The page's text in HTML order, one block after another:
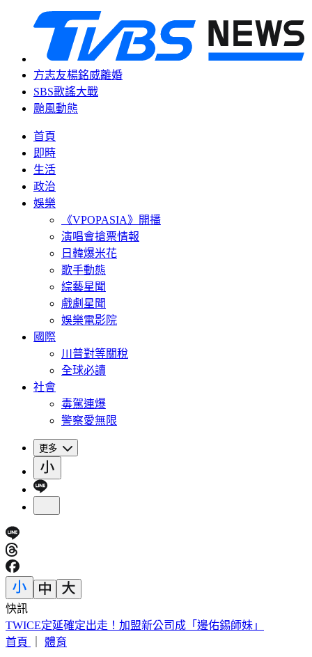
方志友楊銘威離婚
SBS歌謠大戰
颱風動態
首頁
即時
生活
政治
娛樂
《VPOPASIA》開播
演唱會搶票情報
日韓爆米花
歌手動態
綜藝星聞
戲劇星聞
娛樂電影院
國際
川普對等關稅
全球必讀
社會
毒駕連爆
警察愛無限
更多
快訊
方志友離婚前暴瘦10公斤 談楊銘威這樣說
首頁
體育